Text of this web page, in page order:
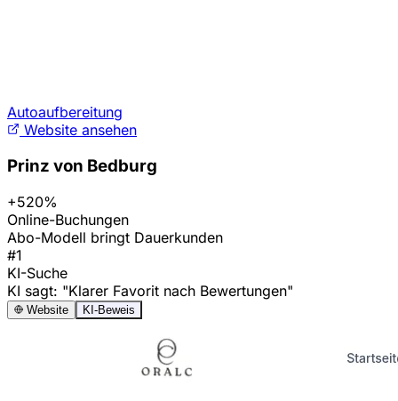
Autoaufbereitung
Website ansehen
Prinz von Bedburg
+520%
Online-Buchungen
Abo-Modell bringt Dauerkunden
#1
KI-Suche
KI sagt: "Klarer Favorit nach Bewertungen"
Website KI-Beweis